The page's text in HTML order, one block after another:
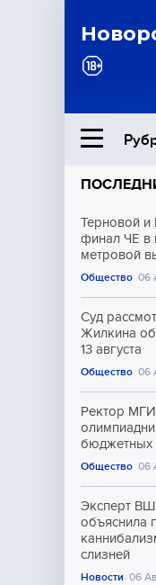
Терновой и
финал ЧЕ в
метровой
Общество 06
Суд
Жилкина об
13 августа
Общество 06
Ректор
бюджетных
Общество 06
Эксперт
объяснила
слизней
Новости 06